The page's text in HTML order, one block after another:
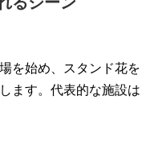
を始め、スタンド花を
ます。代表的な施設は